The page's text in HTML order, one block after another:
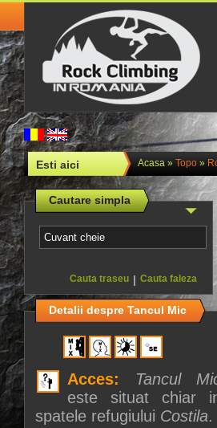
Esti aici Acasa» Topo»
Cautare simpla
Cauta faleza
|
Cauta traseu
Detalii despre Tancul Mic
Acces:
Tancul
este situat chiar
spatele refugiului Costila.